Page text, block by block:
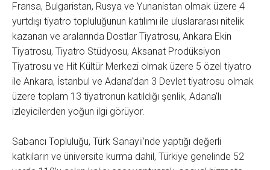
Fransa, Bulgaristan, Rusya ve Yunanistan olmak üzere 4
yurtdışı tiyatro topluluğunun katılımı ile uluslararası nitelik
kazanan ve aralarında Dostlar Tiyatrosu, Ankara Ekin
Tiyatrosu, Tiyatro Stüdyosu, Aksanat Prodüksiyon
Tiyatrosu ve Hit Kültür Merkezi olmak üzere 5 özel tiyatro
ile Ankara, İstanbul ve Adana’dan 3 Devlet tiyatrosu olmak
üzere toplam 13 tiyatronun katıldığı şenlik, Adana’lı
izleyicilerden yoğun ilgi görüyor.
Sabancı Topluluğu, Türk Sanayii’nde yaptığı değerli
katkıların ve üniversite kurma dahil, Türkiye genelinde 52